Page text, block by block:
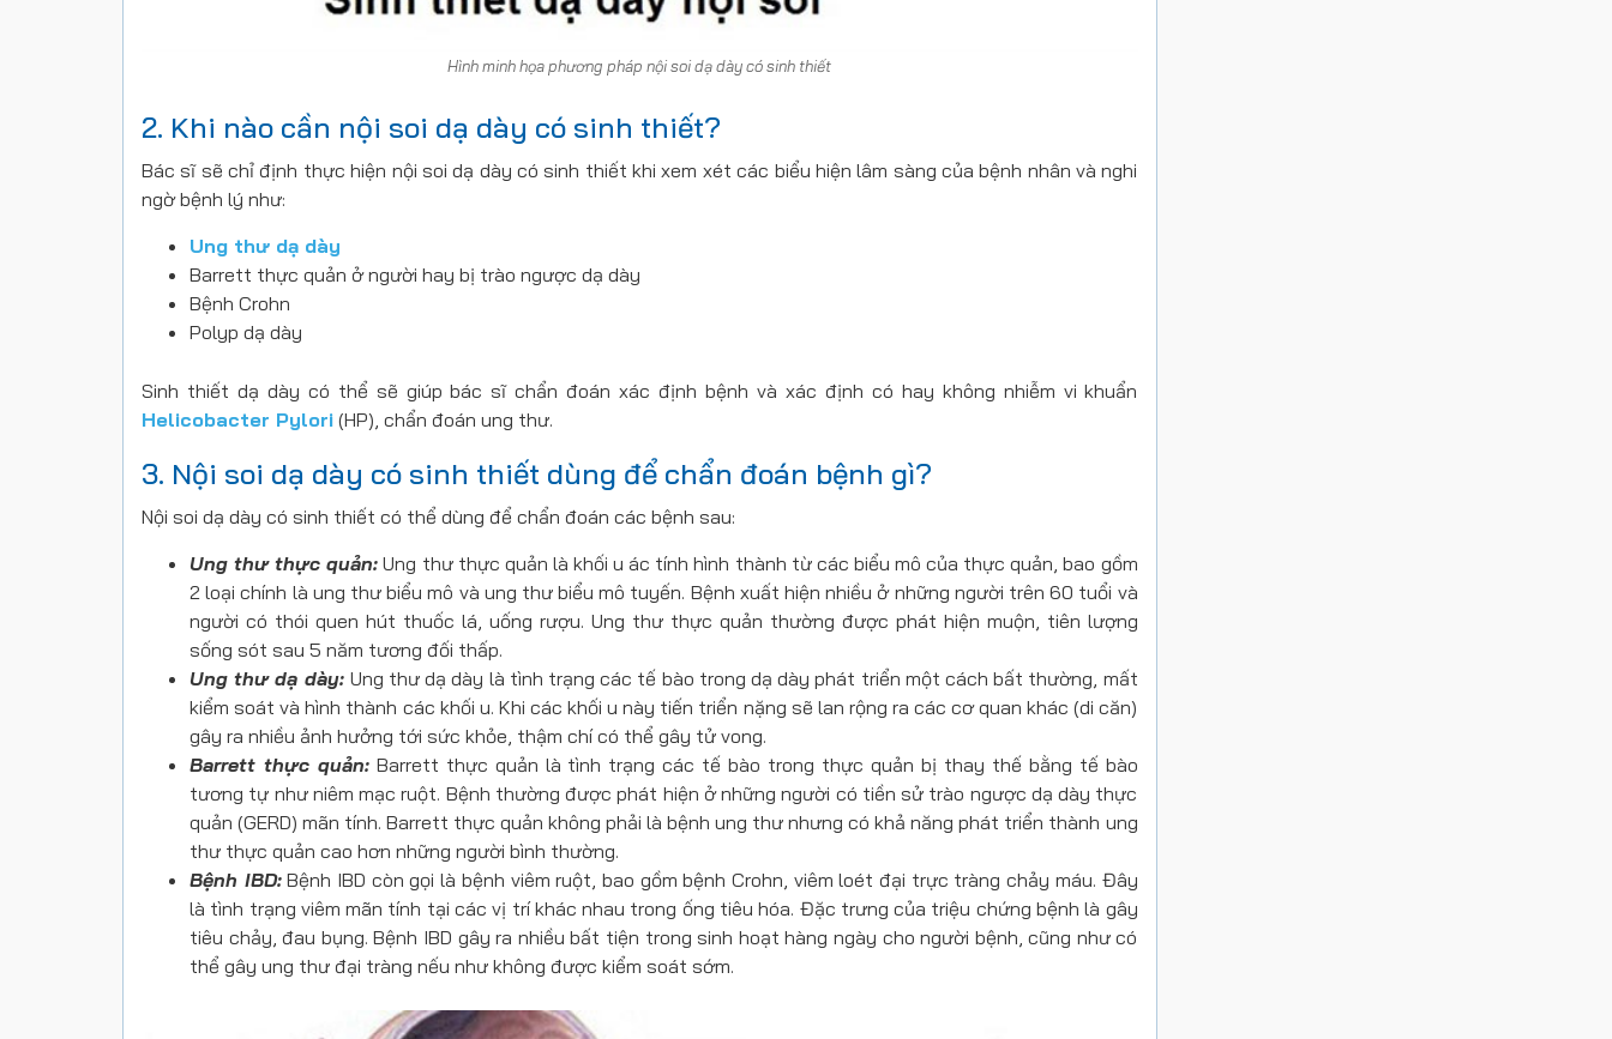
Hình minh họa phương pháp nội soi dạ dày có sinh thiết
2. Khi nào cần nội soi dạ dày có sinh thiết?
Bác sĩ sẽ chỉ định thực hiện nội soi dạ dày có sinh thiết khi xem xét các biểu hiện lâm sàng của bệnh nhân và nghi
ngờ bệnh lý như:
Ung thư dạ dày
Barrett thực quản ở người hay bị trào ngược dạ dày
Bệnh Crohn
Polyp dạ dày
Sinh thiết dạ dày có thể sẽ giúp bác sĩ chẩn đoán xác định bệnh và xác định có hay không nhiễm vi khuẩn
Helicobacter Pylori (HP), chẩn đoán ung thư.
3. Nội soi dạ dày có sinh thiết dùng để chẩn đoán bệnh gì?
Nội soi dạ dày có sinh thiết có thể dùng để chẩn đoán các bệnh sau:
Ung thư thực quản: Ung thư thực quản là khối u ác tính hình thành từ các biểu mô của thực quản, bao gồm
2 loại chính là ung thư biểu mô và ung thư biểu mô tuyến. Bệnh xuất hiện nhiều ở những người trên 60 tuổi và
người có thói quen hút thuốc lá, uống rượu. Ung thư thực quản thường được phát hiện muộn, tiên lượng
sống sót sau 5 năm tương đối thấp.
Ung thư dạ dày: Ung thư dạ dày là tình trạng các tế bào trong dạ dày phát triển một cách bất thường, mất
kiểm soát và hình thành các khối u. Khi các khối u này tiến triển nặng sẽ lan rộng ra các cơ quan khác (di căn)
gây ra nhiều ảnh hưởng tới sức khỏe, thậm chí có thể gây tử vong.
Barrett thực quản:Barrett thực quản là tình trạng các tế bào trong thực quản bị thay thế bằng tế bào
tương tự như niêm mạc ruột. Bệnh thường được phát hiện ở những người có tiền sử trào ngược dạ dày thực
quản (GERD) mãn tính. Barrett thực quản không phải là bệnh ung thư nhưng có khả năng phát triển thành ung
thư thực quản cao hơn những người bình thường.
Bệnh IBD:Bệnh IBD còn gọi là bệnh viêm ruột, bao gồm bệnh Crohn, viêm loét đại trực tràng chảy máu. Đây
là tình trạng viêm mãn tính tại các vị trí khác nhau trong ống tiêu hóa. Đặc trưng của triệu chứng bệnh là gây
tiêu chảy, đau bụng. Bệnh IBD gây ra nhiều bất tiện trong sinh hoạt hàng ngày cho người bệnh, cũng như có
thể gây ung thư đại tràng nếu như không được kiểm soát sớm.